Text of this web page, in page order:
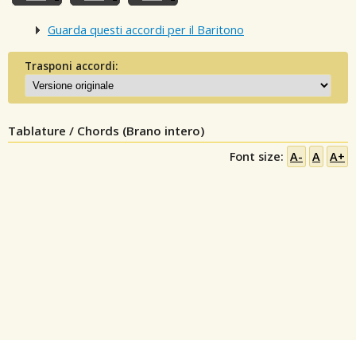
Guarda questi accordi per il Baritono
Trasponi accordi:
Tablature / Chords (Brano intero)
Font size: A- A A+